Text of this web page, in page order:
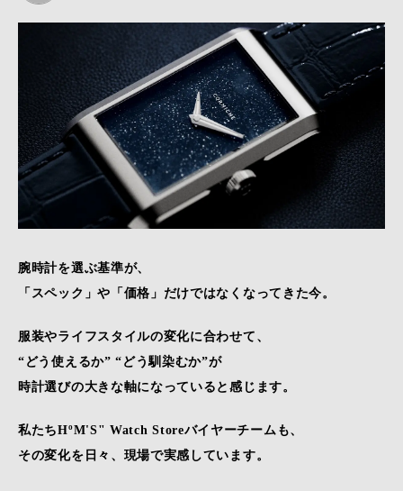
腕時計を選ぶ基準が、
「スペック」や「価格」だけではなくなってきた今。
服装やライフスタイルの変化に合わせて、
“どう使えるか” “どう馴染むか”が
時計選びの大きな軸になっていると感じます。
私たちHºM'S" Watch Storeバイヤーチームも、
その変化を日々、現場で実感しています。